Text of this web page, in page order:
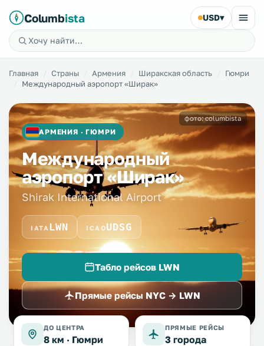
Columbista USD▾
Главная Страны Армения Ширакская область
Гюмри
Международный аэропорт «Ширак»
АРМЕНИЯ · ГЮМРИ
Международный
аэропорт «Ширак»
Shirak International Airport
IATA LWN ICAOUDSG
Табло рейсов LWN
Прямые рейсы NYC → LWN
фото: columbista
ДО ЦЕНТРА
8 км · Гюмри
ПРЯМЫЕ РЕЙСЫ
3 города